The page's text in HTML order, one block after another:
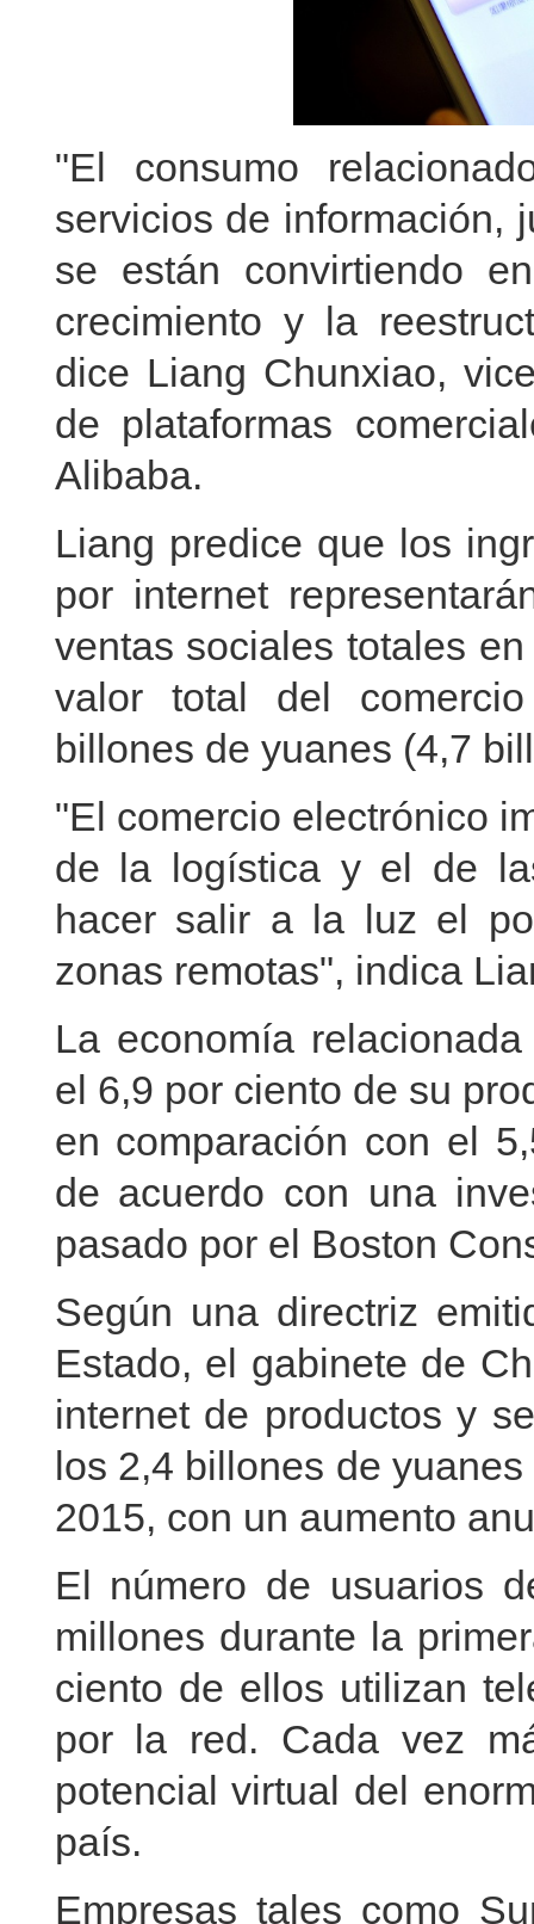
"El consumo
servicios de información,
se están convirtiendo
crecimiento y la
dice Liang Chunxiao,
de plataformas
Alibaba.
Liang predice que los
por internet
ventas sociales totales
valor total del
billones de yuanes (4,7
"El comercio electrónico
de la logística y el de
hacer salir a la luz el
zonas remotas", indica
La economía
el 6,9 por ciento de su
en comparación con el
de acuerdo con una
pasado por el Boston
Según una directriz
Estado, el gabinete de
internet de productos y
los 2,4 billones de
2015, con un aumento
El número de usuarios
millones durante la
ciento de ellos utilizan
por la red. Cada vez
potencial virtual del
país.
Empresas tales como